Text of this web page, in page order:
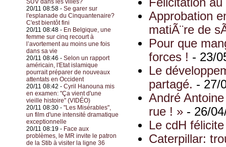
SUV dans les villes?
20/11 08:58 - Se garer sur
l'esplanade du Cinquantenaire?
C'est bientôt fini
20/11 08:48 - En Belgique, une
femme sur cinq recourt à
l’avortement au moins une fois
dans sa vie
20/11 08:46 - Selon un rapport
américain, l'Etat islamique
pourrait préparer de nouveaux
attentats en Occident
20/11 08:42 - Cyril Hanouna mis
en examen: "Ça vient d'une
vieille histoire" (VIDÉO)
20/11 08:30 - "Les Misérables",
un film d'une intensité dramatique
exceptionnelle
20/11 08:19 - Face aux
problèmes, le MR invite le patron
de la Stib à visiter la ligne 36
Félicitation
Approbation
matiÃ¨re de
Pour que
forces ! - 23/
Le
partagé. - 27/
André
rue ! » - 26/
Le cdH
Caterpillar: